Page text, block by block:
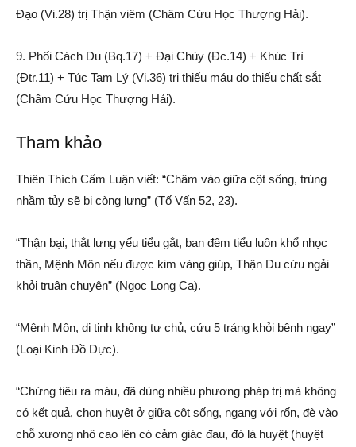
Đạo (Vi.28) trị Thận viêm (Châm Cứu Học Thượng Hải).
9. Phối Cách Du (Bq.17) + Đại Chùy (Đc.14) + Khúc Trì
(Đtr.11) + Túc Tam Lý (Vi.36) trị thiếu máu do thiếu chất sắt
(Châm Cứu Học Thượng Hải).
Tham khảo
Thiên Thích Cấm Luận viết: “Châm vào giữa cột sống, trúng
nhầm tủy sẽ bị còng lưng” (Tố Vấn 52, 23).
“Thận bại, thắt lưng yếu tiểu gắt, ban đêm tiểu luôn khổ nhọc
thần, Mệnh Môn nếu được kim vàng giúp, Thận Du cứu ngải
khỏi truân chuyên” (Ngọc Long Ca).
“Mệnh Môn, di tinh không tự chủ, cứu 5 tráng khỏi bệnh ngay”
(Loại Kinh Đồ Dực).
“Chứng tiêu ra máu, đã dùng nhiều phương pháp trị mà không
có kết quả, chọn huyệt ở giữa cột sống, ngang với rốn, đè vào
chỗ xương nhô cao lên có cảm giác đau, đó là huyệt (huyệt